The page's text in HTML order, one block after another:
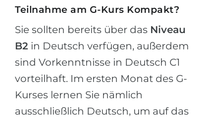
Teilnahme am G-Kurs Kompakt?
Sie sollten bereits über das Niveau
B2 in Deutsch verfügen, außerdem
sind Vorkenntnisse in Deutsch C1
vorteilhaft. Im ersten Monat des G-
Kurses lernen Sie nämlich
ausschließlich Deutsch, um auf das